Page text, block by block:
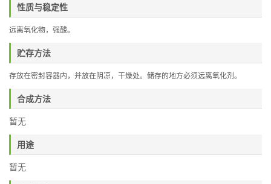
性质与稳定性
远离氧化物， 强酸。
贮存方法
存放在密封容器内，并放在阴凉，干燥处。储存的地方必须远离氧化剂。
合成方法
暂无
用途
暂无